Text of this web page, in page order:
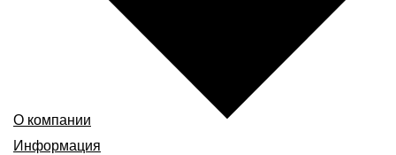
О компании
Информация